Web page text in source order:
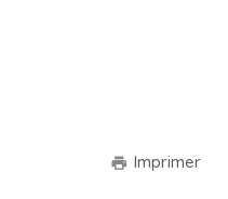
print Imprimer